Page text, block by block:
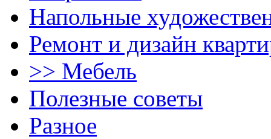
Напольные
Ремонт и дизайн
>> Мебель
Полезные советы
Разное